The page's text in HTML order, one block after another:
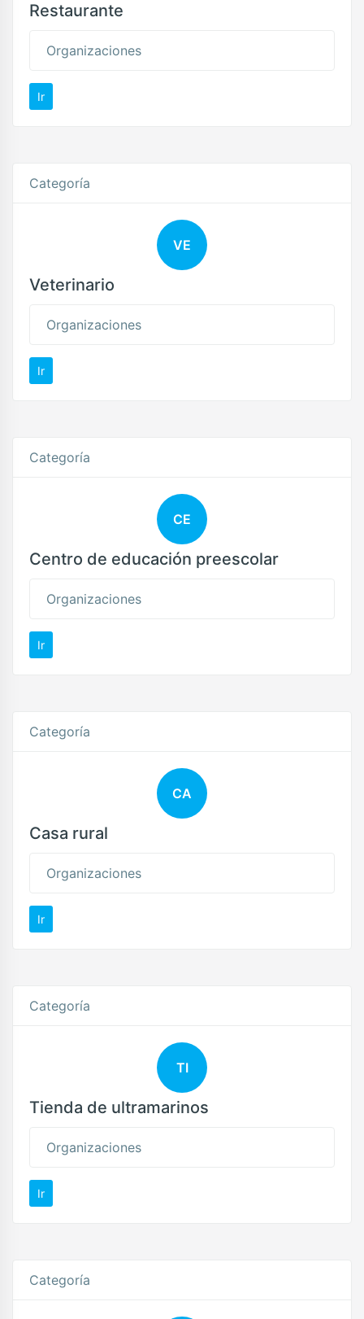
Restaurante
Organizaciones
Ir
Categoría
VE
Veterinario
Organizaciones
Ir
Categoría
CE
Centro de educación preescolar
Organizaciones
Ir
Categoría
CA
Casa rural
Organizaciones
Ir
Categoría
TI
Tienda de ultramarinos
Organizaciones
Ir
Categoría